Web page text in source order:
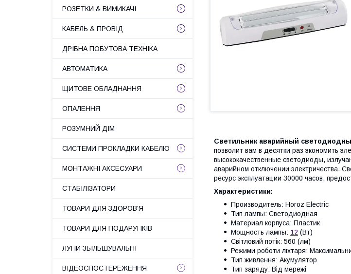
Светильник аварийный
позволит вам в десятки раз экономить
высококачественные светодиоды,
аварийном отключении электричества.
ресурс эксплуатации 30000 часов,
Характеристики:
Производитель: Horoz Electric
Тип лампы: Светодиодная
Материал корпуса: Пластик
Мощность лампы: 12 (Вт)
Світловий потік: 560 (лм)
Режими роботи ліхтаря:
Тип живлення: Акумулятор
Тип заряду: Від мережі
РОЗЕТКИ & ВИМИКАЧІ
КАБЕЛЬ & ПРОВІД
ДРІБНА ПОБУТОВА ТЕХНІКА
АВТОМАТИКА
ЩИТОВЕ ОБЛАДНАННЯ
ОПАЛЕННЯ
РОЗУМНИЙ ДІМ
СИСТЕМИ ПРОКЛАДКИ КАБЕЛЮ
МОНТАЖНІ АКСЕСУАРИ
СТАБІЛІЗАТОРИ
ТОВАРИ ДЛЯ ЗДОРОВ'Я
ТОВАРИ ДЛЯ ПОДАРУНКІВ
ЛУПИ ЗБІЛЬШУВАЛЬНІ
ВІДЕОСПОСТЕРЕЖЕННЯ